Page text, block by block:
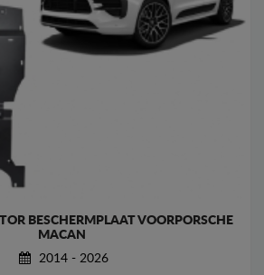
BESCHERMPLAAT VOORPORSCHE
MACAN
2014 - 2026